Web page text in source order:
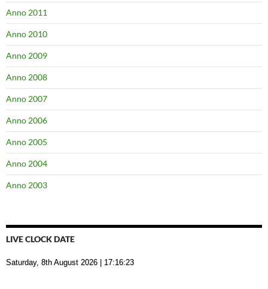
Anno 2011
Anno 2010
Anno 2009
Anno 2008
Anno 2007
Anno 2006
Anno 2005
Anno 2004
Anno 2003
LIVE CLOCK DATE
Saturday, 8th August 2026 | 17:16:24